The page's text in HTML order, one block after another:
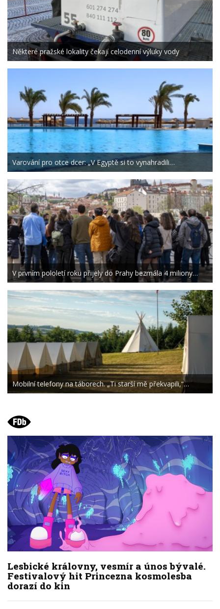
Některé pražské lokality čekají celodenní výluky vody
Varování pro otce dcer: „V Egyptě si to vynahradili…
V prvním pololetí roku přijely do Prahy bezmála 4 miliony…
Mobilní telefony na táborech. „Ti starší mě překvapili,“…
Lesbické královny, vesmír a únos bývalé.
Festivalový hit Princezna kosmolesba
dorazí do kin